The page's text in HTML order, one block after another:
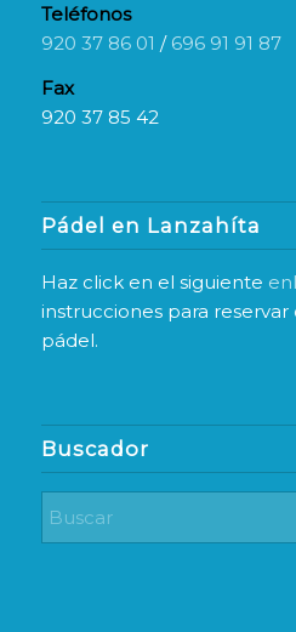
Teléfonos
920 37 86 01 / 696 91 91 87
Fax
920 37 85 42
Pádel en Lanzahíta
Haz click en el siguiente
instrucciones para
pádel.
Buscador